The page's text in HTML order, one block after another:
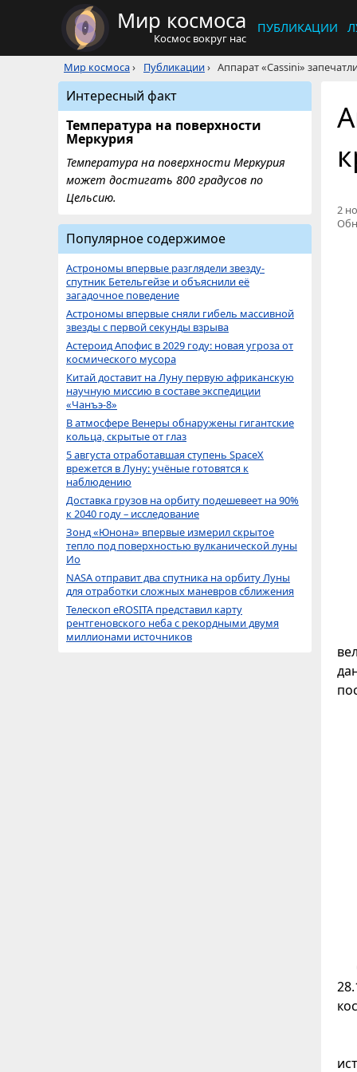
Мир космоса
Космос вокруг нас
ПУБЛИКАЦИИ
Мир космоса› Публикации› Аппарат «Cassini»
2
Интересный факт
Температура на поверхности
Меркурия
Температура на поверхности Меркурия
может достигать 800 градусов по
Цельсию.
Популярное содержимое
Астрономы впервые разглядели звезду-
спутник Бетельгейзе и объяснили её
загадочное поведение
Астрономы впервые сняли гибель массивной
звезды с первой секунды взрыва
Астероид Апофис в 2029 году: новая угроза от
космического мусора
Китай доставит на Луну первую африканскую
научную миссию в составе экспедиции
«Чанъэ-8»
В атмосфере Венеры обнаружены гигантские
кольца, скрытые от глаз
5 августа отработавшая ступень SpaceX
врежется в Луну: учёные готовятся к
наблюдению
Доставка грузов на орбиту подешевеет на 90%
к 2040 году – исследование
Зонд «Юнона» впервые измерил скрытое
тепло под поверхностью вулканической луны
Ио
NASA отправит два спутника на орбиту Луны
для отработки сложных маневров сближения
Телескоп eROSITA представил карту
рентгеновского неба с рекордными двумя
миллионами источников